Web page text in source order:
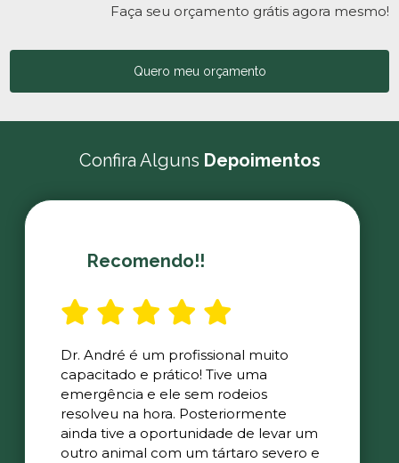
Faça seu orçamento grátis agora mesmo!
Quero meu orçamento
Confira Alguns Depoimentos
Recomendo!!
Dr. André é um profissional muito
capacitado e prático! Tive uma
emergência e ele sem rodeios
resolveu na hora. Posteriormente
ainda tive a oportunidade de levar um
outro animal com um tártaro severo e